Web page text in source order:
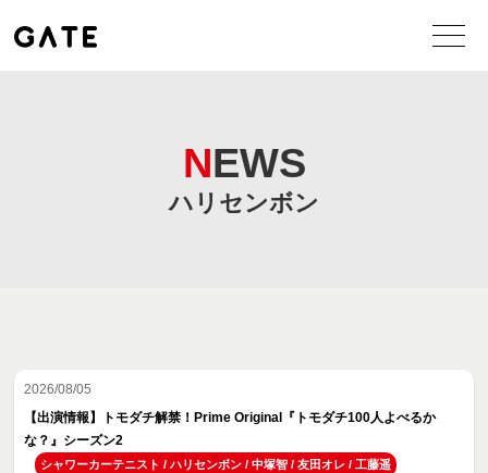
NEWS
ハリセンボン
2026/08/05
【出演情報】トモダチ解禁！Prime Original『トモダチ100人よべるか
な？』シーズン2
シャワーカーテニスト / ハリセンボン/ 中塚智/ 友田オレ / 工藤遥